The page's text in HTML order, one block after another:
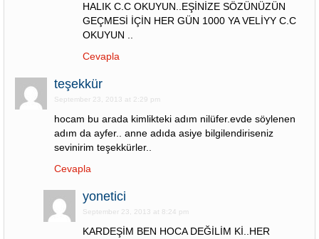
HALIK C.C OKUYUN..EŞİNİZE SÖZÜNÜZÜN
GEÇMESİ İÇİN HER GÜN 1000 YA VELİYY C.C
OKUYUN ..
Cevapla
teşekkür
September 23, 2013 at 2:29 pm
hocam bu arada kimlikteki adım nilüfer.evde söylenen
adım da ayfer.. anne adıda asiye bilgilendiriseniz
sevinirim teşekkürler..
Cevapla
yonetici
September 23, 2013 at 8:24 pm
KARDEŞİM BEN HOCA DEĞİLİM Kİ..HER